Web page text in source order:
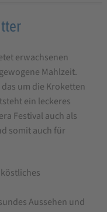
erwachsenen
Mahlzeit.
um die Kroketten
ein leckeres
Festival auch als
somit auch für
Aussehen und